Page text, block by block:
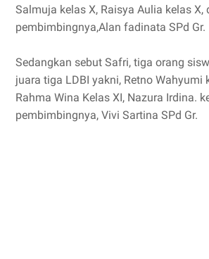
Salmuja kelas X, Raisya Aulia kelas X,
pembimbingnya,Alan fadinata SPd Gr.
Sedangkan sebut Safri, tiga orang
juara tiga LDBI yakni, Retno Wahyumi
Rahma Wina Kelas XI, Nazura Irdina.
pembimbingnya, Vivi Sartina SPd Gr.